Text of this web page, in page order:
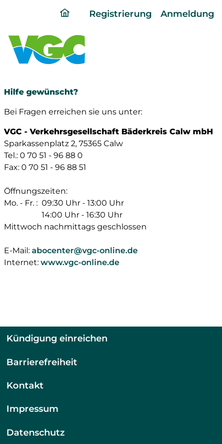
ding
page
Registrierung Anmeldung
Hilfe gewünscht?
Bei Fragen erreichen sie uns unter:
VGC - Verkehrsgesellschaft Bäderkreis Calw mbH
Sparkassenplatz 2, 75365 Calw
Tel.: 0 70 51 - 96 88 0
Fax: 0 70 51 - 96 88 51
Öffnungszeiten:
Mo. - Fr. : 09:30 Uhr - 13:00 Uhr
14:00 Uhr - 16:30 Uhr
Mittwoch nachmittags geschlossen
E-Mail: abocenter@vgc-online.de
Internet: www.vgc-online.de
Kündigung einreichen
Barrierefreiheit
Kontakt
Impressum
Datenschutz